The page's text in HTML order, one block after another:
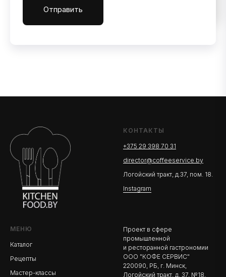
Отправить
КОНТАКТЫ
+375 29 398 70 31
director@coffeeservice.by
Логойский тракт, д.37, пом. 18.
Instagram
МЕНЮ
Каталог
Рецепты
Мастер-классы
Проект в сфере
промышленной
и ресторанной гастрономии
ООО "КОФЕ СЕРВИС"
220090, РБ, г. Минск,
Логойский тракт, д. 37, №18,